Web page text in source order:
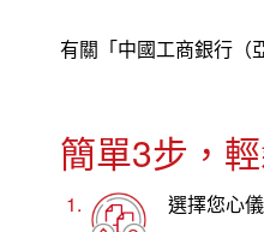
有關「中國工商銀行（
簡單3步，
選擇您心